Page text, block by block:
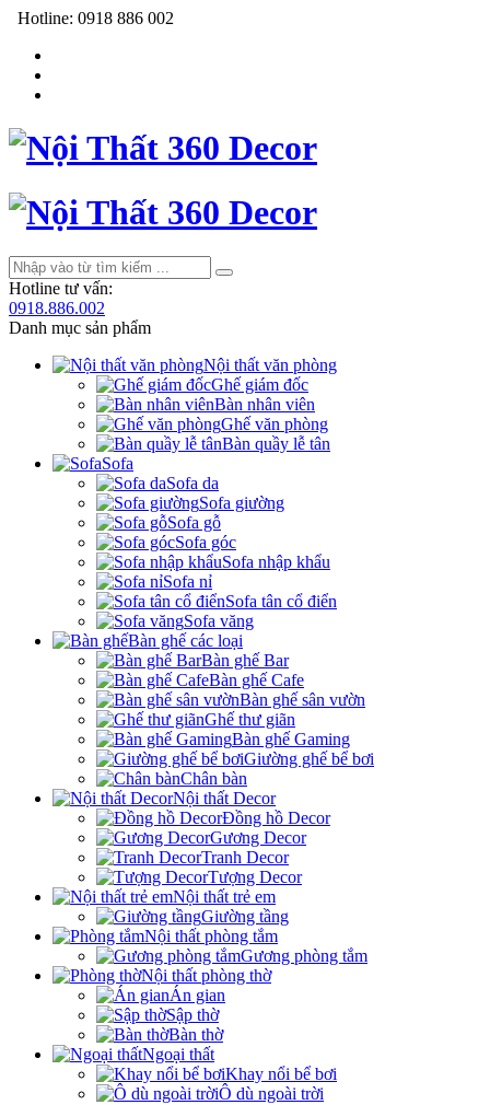
Hotline: 0918 886 002
Hotline tư vấn:
0918.886.002
Danh mục sản phẩm
Nội thất văn phòng
Ghế giám đốc
Bàn nhân viên
Ghế văn phòng
Bàn quầy lễ tân
Sofa
Sofa da
Sofa giường
Sofa gỗ
Sofa góc
Sofa nhập khẩu
Sofa nỉ
Sofa tân cổ điển
Sofa văng
Bàn ghế các loại
Bàn ghế Bar
Bàn ghế Cafe
Bàn ghế sân vườn
Ghế thư giãn
Bàn ghế Gaming
Giường ghế bể bơi
Chân bàn
Nội thất Decor
Đồng hồ Decor
Gương Decor
Tranh Decor
Tượng Decor
Nội thất trẻ em
Giường tầng
Nội thất phòng tắm
Gương phòng tắm
Nội thất phòng thờ
Án gian
Sập thờ
Bàn thờ
Ngoại thất
Khay nổi bể bơi
Ô dù ngoài trời